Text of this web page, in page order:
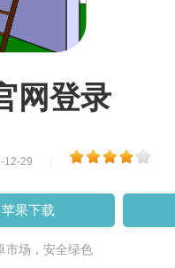
网登录
12-29
苹果下载
市场，安全绿色